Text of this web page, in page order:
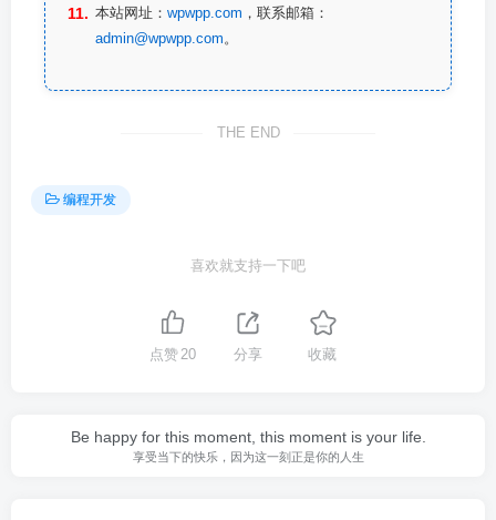
本站网址： wpwpp.com ，联系邮箱：
admin@wpwpp.com。
THE END
编程开发
喜欢就支持一下吧
点赞20 分享 收藏
Be happy for this moment, this moment is your life.
享受当下的快乐，因为这一刻正是你的人生